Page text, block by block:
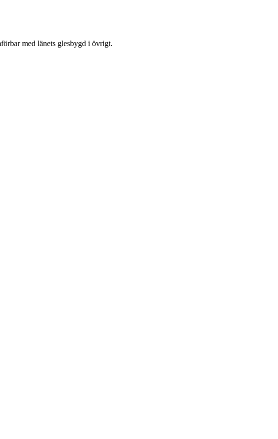
med länets glesbygd i övrigt.